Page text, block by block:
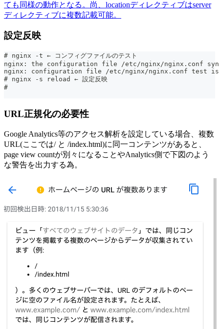
ても同様の動作となる。尚、locationディレクティブはserver
ディレクティブに複数記載可能。
設定反映
# nginx -t ← コンフィグファイルのテスト
nginx: the configuration file /etc/nginx/nginx.conf
nginx: configuration file /etc/nginx/nginx.conf test is
# nginx -s reload ← 設定反映
#
URL正規化の必要性
Google Analytics等のアクセス解析を設定している場合、複数
URL(ここでは/ と /index.html)に同一コンテンツがあると、
page view countが別々になることやAnalytics側で下図のよう
な警告を出力する為。